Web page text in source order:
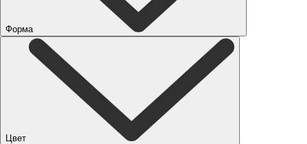
Форма
Цвет